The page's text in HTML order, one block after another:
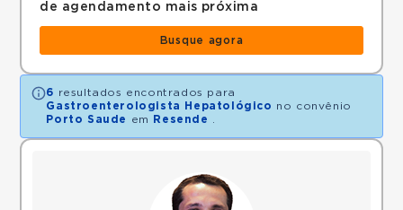
de agendamento mais próxima
Busque agora
6 resultados encontrados para
Gastroenterologista Hepatológico no convênio
Porto Saude
em Resende